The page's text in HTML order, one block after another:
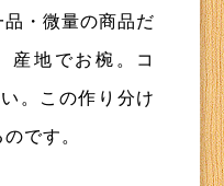
・微量の商品だ
産地でお椀。コ
。この作り分け
です。